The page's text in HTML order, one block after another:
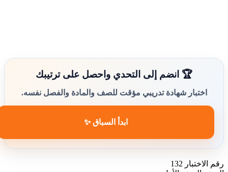
🏆 انضم إلى التحدي واحصل على ترتيبك
اختبار شهادة تدريبي مؤقت للصف والمادة والفصل نفسه.
ابدأ السباق ✨
رقم الاختبار 132